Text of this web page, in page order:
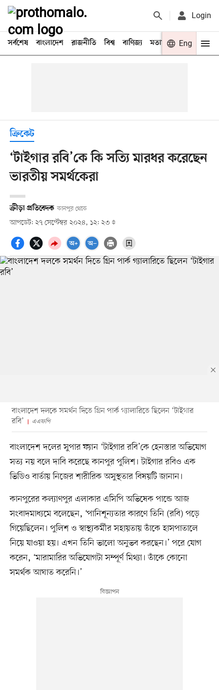
Login
সর্বশেষ বাংলাদেশ রাজনীতি বিশ্ব বাণিজ্য মতামত খেলা
Eng
ক্রিকেট
‘টাইগার রবি’কে কি সত্যি মারধর করেছেন
ভারতীয় সমর্থকেরা
ক্রীড়া প্রতিবেদক কানপুর থেকে
আপডেট: ২৭ সেপ্টেম্বর ২০২৪, ১২: ২৩
বাংলাদেশ দলকে সমর্থন দিতে গ্রিন পার্ক গ্যালারিতে ছিলেন ‘টাইগার
রবি’
এএফপি
বাংলাদেশ দলের সুপার ফ্যান ‘টাইগার রবি’কে হেনস্তার অভিযোগ
সত্য নয় বলে দাবি করেছে কানপুর পুলিশ। টাইগার রবিও এক
ভিডিও বার্তায় নিজের শারীরিক অসুস্থতার বিষয়টি জানান।
কানপুরের কল্যাণপুর এলাকার এসিপি অভিষেক পান্ডে আজ
সংবাদমাধ্যমে বলেছেন, ‘পানিশূন্যতার কারণে তিনি (রবি) পড়ে
গিয়েছিলেন। পুলিশ ও স্বাস্থ্যকর্মীর সহায়তায় তাঁকে হাসপাতালে
নিয়ে যাওয়া হয়। এখন তিনি ভালো অনুভব করছেন।’ পরে যোগ
করেন, ‘মারামারির অভিযোগটা সম্পূর্ণ মিথ্যা। তাঁকে কোনো
সমর্থক আঘাত করেনি।’